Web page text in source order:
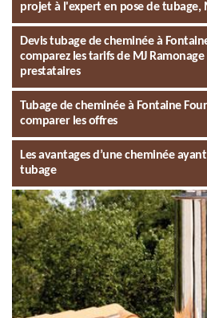
projet à l'expert en pose de tubage,
Devis tubage de cheminée à
comparez les tarifs de MJ
prestataires
Tubage de cheminée à Fontaine
comparer les offres
Les avantages d’une cheminée
tubage